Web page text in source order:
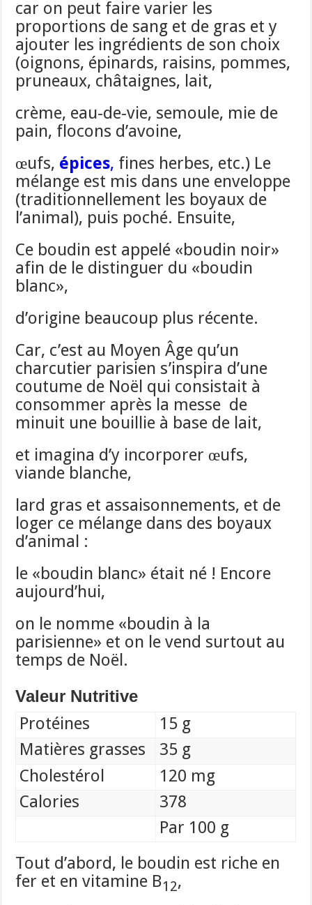
car on peut faire varier les
proportions de sang et de gras et y
ajouter les ingrédients de son choix
(oignons, épinards, raisins, pommes,
pruneaux, châtaignes, lait,
crème, eau-de-vie, semoule, mie de
pain, flocons d’avoine,
œufs, épices, fines herbes, etc.) Le
mélange est mis dans une enveloppe
(traditionnellement les boyaux de
l’animal), puis poché. Ensuite,
Ce boudin est appelé «boudin noir»
afin de le distinguer du «boudin
blanc»,
d’origine beaucoup plus récente.
Car, c’est au Moyen Âge qu’un
charcutier parisien s’inspira d’une
coutume de Noël qui consistait à
consommer après la messe de
minuit une bouillie à base de lait,
et imagina d’y incorporer œufs,
viande blanche,
lard gras et assaisonnements, et de
loger ce mélange dans des boyaux
d’animal :
le «boudin blanc» était né ! Encore
aujourd’hui,
on le nomme «boudin à la
parisienne» et on le vend surtout au
temps de Noël.
Valeur Nutritive
Protéines
15 g
Matières grasses
35 g
Cholestérol
120 mg
Calories
378
Par 100 g
Tout d’abord, le boudin est riche en
fer et en vitamine B12,